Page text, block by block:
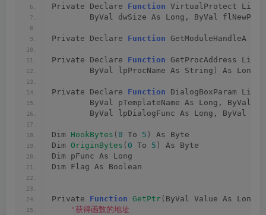
Private Declare Function VirtualProtect Lib
ByVal dwSize As Long, ByVal
Private Declare Function GetModuleHandleA
Private Declare Function GetProcAddress Lib
        ByVal lpProcName As String
) As Long
Private Declare Function DialogBoxParam Lib
ByVal pTemplateName As Long, ByVal
ByVal lpDialogFunc As Long, ByVal
Dim HookBytes ( 0 To 5 )
As Byte
Dim OriginBytes ( 0 To 5 )
As Byte
Dim pFunc As Long
Dim Flag As Boolean
Private Function GetPtr ( ByVal Value As Long
'获得函数的地址